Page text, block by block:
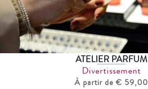
ATELIER PARFUM
Divertissement
À partir de € 59,00